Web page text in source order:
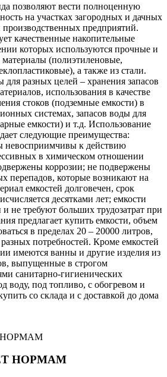
позволяют вести полноценную
на участках загородных и дачных
предприятий.
качественные накопительные
которых используются прочные и
(полиэтиленовые,
а также из стали.
для разных целей – хранения запасов
использования в качестве
стоков (подземные емкости) в
системах, запасов воды для
емкости) и т.д. Использование
следующие преимущества:
невосприимчивы к действию
в химическом отношении
коррозии; не подвержены
перепадов, которые возникают на
емкостей долговечен, срок
десятками лет; емкости
не требуют больших трудозатрат при
предлагает купить емкости, объем
в пределах 20 – 20000 литров,
потребностей. Кроме емкостей
имеются ванны и другие изделия из
выпущенные в строгом
санитарно-гигиенических
воду, под топливо, с обогревом и
со склада и с доставкой до дома
НОРМАМ